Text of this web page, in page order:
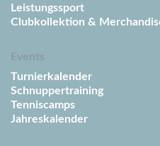
Leistungssport
Clubkollektion &
Events
Turnierkalender
Schnuppertraining
Tenniscamps
Jahreskalender